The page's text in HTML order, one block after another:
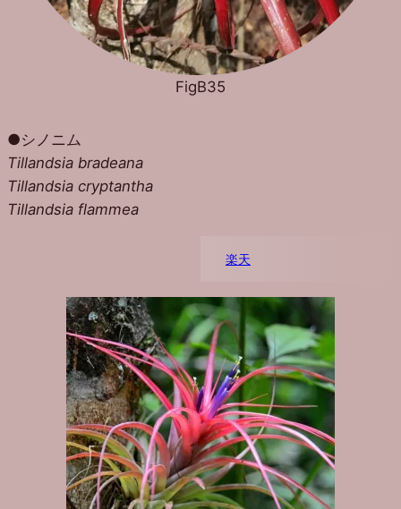
FigB35
●シノニム
Tillandsia bradeana
Tillandsia cryptantha
Tillandsia flammea
楽天